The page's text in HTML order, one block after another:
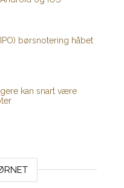
børsnotering håbet
kan snart være